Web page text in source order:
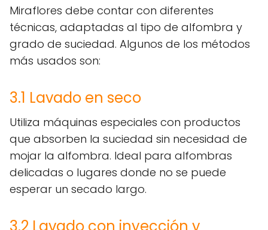
Miraflores debe contar con diferentes
técnicas, adaptadas al tipo de alfombra y
grado de suciedad. Algunos de los métodos
más usados son:
3.1 Lavado en seco
Utiliza máquinas especiales con productos
que absorben la suciedad sin necesidad de
mojar la alfombra. Ideal para alfombras
delicadas o lugares donde no se puede
esperar un secado largo.